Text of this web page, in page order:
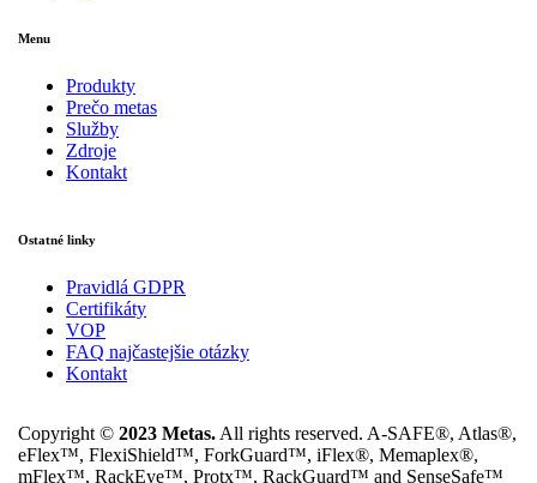
Menu
Produkty
Prečo metas
Služby
Zdroje
Kontakt
Ostatné linky
Pravidlá GDPR
Certifikáty
VOP
FAQ najčastejšie otázky
Kontakt
Copyright © 2023 Metas. All rights reserved. A-SAFE®, Atlas®,
eFlex™, FlexiShield™, ForkGuard™, iFlex®, Memaplex®,
mFlex™, RackEye™, Protx™, RackGuard™ and SenseSafe™